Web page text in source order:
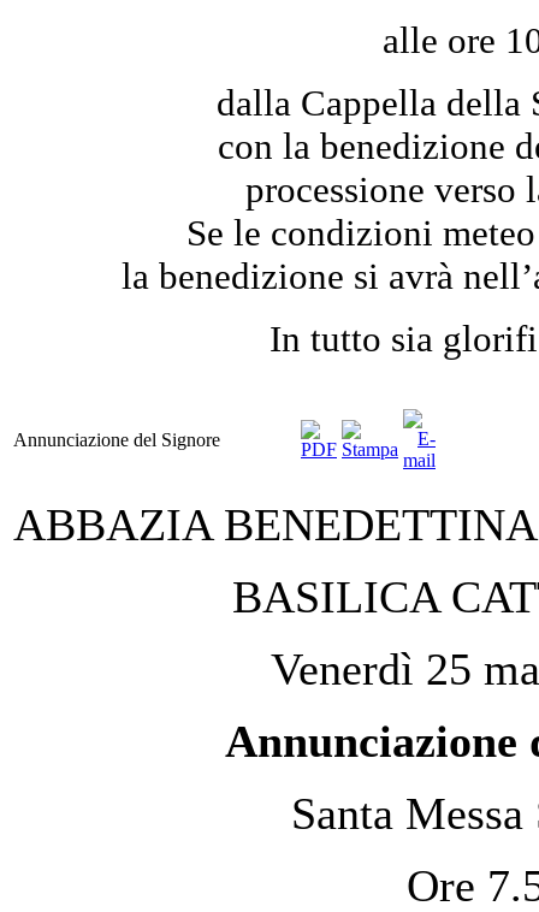
alle ore
dalla Cappella della
con la benedizione
processione verso
Se le condizioni
la benedizione si avrà
In tutto sia
Annunciazione del Signore
ABBAZIA
BASILICA
Venerdì 25
Annunciazione
Santa Messa
Ore